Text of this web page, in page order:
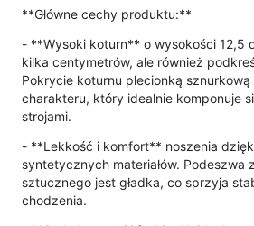
**Główne cechy produktu:**
- **Wysoki koturn** o wysokości 12,5
kilka centymetrów, ale również
Pokrycie koturnu plecionką
charakteru, który idealnie komponuje
strojami.
- **Lekkość i komfort** noszenia
syntetycznych materiałów. Podeszwa
sztucznego jest gładka, co sprzyja
chodzenia.